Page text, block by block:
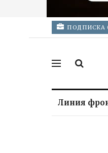
ПОДПИСКА
Линия